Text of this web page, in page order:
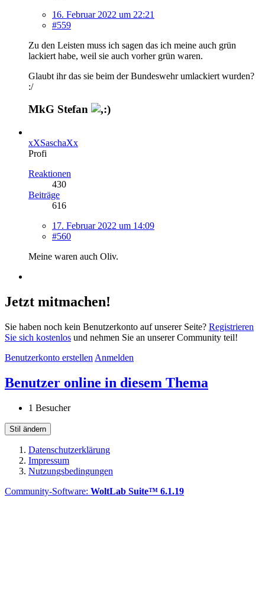
16. Februar 2022 um 22:21
#559
Zu den Leisten muss ich sagen das ich meine auch grün
lackiert habe, weil sie auch vorher grün waren.
Glaubt ihr das sie beim der Bundeswehr umlackiert wurden?
:/
MkG Stefan
xXSaschaXx
Profi
Reaktionen
430
Beiträge
616
17. Februar 2022 um 14:09
#560
Meine waren auch Oliv.
Jetzt mitmachen!
Sie haben noch kein Benutzerkonto auf unserer Seite? Registrieren
Sie sich kostenlos und nehmen Sie an unserer Community teil!
Benutzerkonto erstellen Anmelden
Benutzer online in diesem Thema
1 Besucher
Stil ändern
Datenschutzerklärung
Impressum
Nutzungsbedingungen
Community-Software: WoltLab Suite™ 6.1.19